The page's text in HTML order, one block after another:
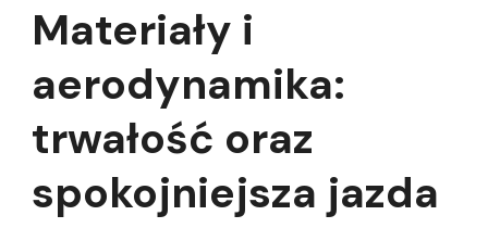
Materiały i
aerodynamika:
trwałość oraz
spokojniejsza jazda